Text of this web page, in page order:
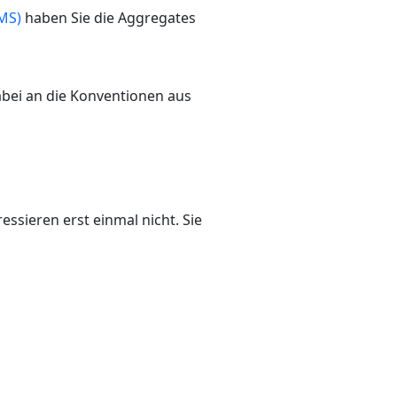
haben Sie die Aggregates
an die Konventionen aus
erst einmal nicht. Sie